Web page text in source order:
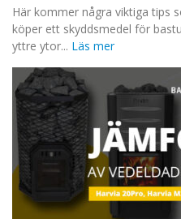
Här kommer några viktiga tips
köper ett skyddsmedel för
yttre ytor... Läs mer